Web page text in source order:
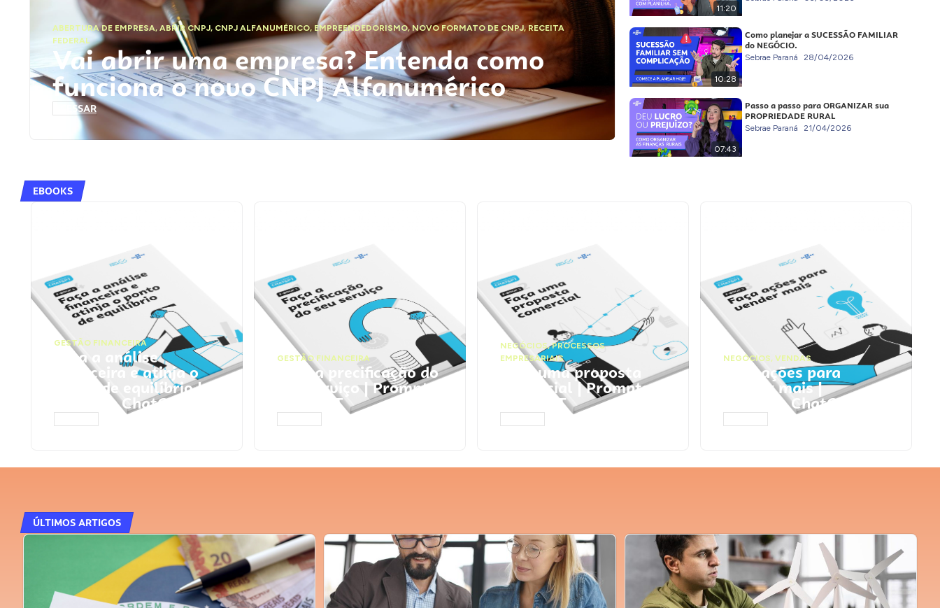
ABERTURA DE EMPRESA,ABRIR CNPJ, CNPJ ALFANUMÉRICO, EMPREENDEDORISMO,NOVO FORMATO DE CNPJ,RECEITA
FEDERAL
Vai abrir uma empresa? Entenda como
funciona o novo CNPJ Alfanumérico
ACESSAR
11:20
10:28
Como planejar a SUCESSÃO FAMILIAR
do NEGÓCIO.
Sebrae Paraná 28/04/2026
07:43
Passo a passo para ORGANIZAR sua
PROPRIEDADE RURAL
Sebrae Paraná 21/04/2026
EBOOKS
GESTÃO FINANCEIRA
Faça a análise
financeira e atinja o
ponto de equilíbrio |
Prompts ChatGPT
GESTÃO FINANCEIRA
Faça a precificação do
seu serviço | Prompts
ChatGPT
NEGÓCIOS,PROCESSOS
EMPRESARIAIS
Faça uma proposta
comercial | Prompts
ChatGPT
NEGÓCIOS, VENDAS
Faça ações para
vender mais |
Prompts ChatGPT
ÚLTIMOS ARTIGOS